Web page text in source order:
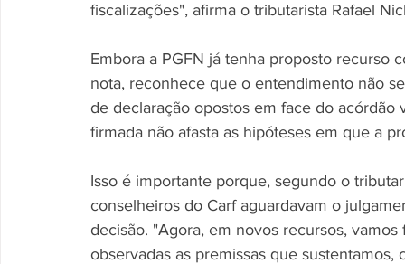
fiscalizações", afirma o tributarista Rafael
Embora a PGFN já tenha proposto recurso
nota, reconhece que o entendimento não
de declaração opostos em face do
firmada não afasta as hipóteses em que a
Isso é importante porque, segundo o
conselheiros do Carf aguardavam o
decisão. "Agora, em novos recursos,
observadas as premissas que